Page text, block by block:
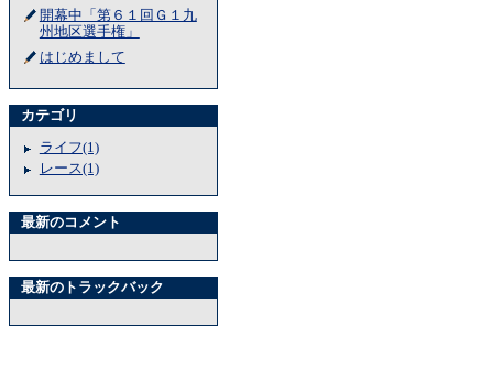
開幕中「第６１回Ｇ１九
州地区選手権」
はじめまして
カテゴリ
ライフ(1)
レース(1)
最新のコメント
最新のトラックバック